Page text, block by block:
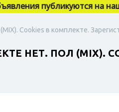
публикуются на
Cookies в комплекте.
НЕТ. ПОЛ (MIX).